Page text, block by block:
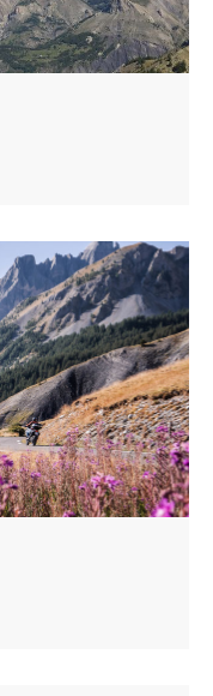
m d'altitude, entre
En bordure
Mercantour, il offre
aussi le royaume